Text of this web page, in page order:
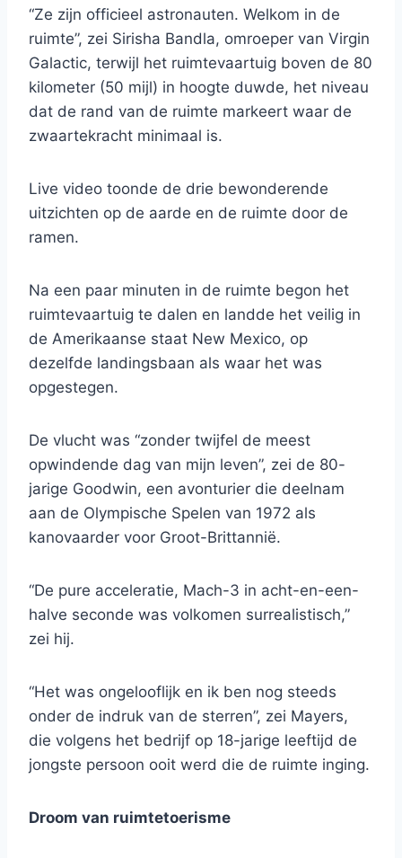
“Ze zijn officieel astronauten. Welkom in de
ruimte”, zei Sirisha Bandla, omroeper van Virgin
Galactic, terwijl het ruimtevaartuig boven de 80
kilometer (50 mijl) in hoogte duwde, het niveau
dat de rand van de ruimte markeert waar de
zwaartekracht minimaal is.
Live video toonde de drie bewonderende
uitzichten op de aarde en de ruimte door de
ramen.
Na een paar minuten in de ruimte begon het
ruimtevaartuig te dalen en landde het veilig in
de Amerikaanse staat New Mexico, op
dezelfde landingsbaan als waar het was
opgestegen.
De vlucht was “zonder twijfel de meest
opwindende dag van mijn leven”, zei de 80-
jarige Goodwin, een avonturier die deelnam
aan de Olympische Spelen van 1972 als
kanovaarder voor Groot-Brittannië.
“De pure acceleratie, Mach-3 in acht-en-een-
halve seconde was volkomen surrealistisch,”
zei hij.
“Het was ongelooflijk en ik ben nog steeds
onder de indruk van de sterren”, zei Mayers,
die volgens het bedrijf op 18-jarige leeftijd de
jongste persoon ooit werd die de ruimte inging.
Droom van ruimtetoerisme